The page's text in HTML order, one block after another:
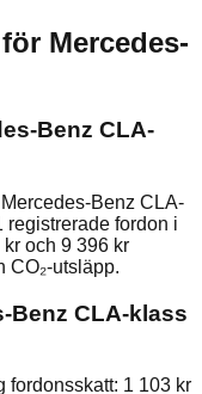
Mercedes-
Benz CLA-
Benz CLA-
registrerade fordon i
och 9 396 kr
CO₂-utsläpp.
Benz CLA-klass
fordonsskatt: 1 103 kr